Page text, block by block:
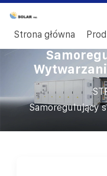
Strona główna
Samoregulujący